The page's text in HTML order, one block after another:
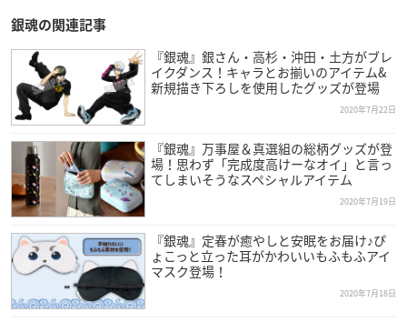
銀魂の関連記事
『銀魂』銀さん・高杉・沖田・土方がブレ
イクダンス！キャラとお揃いのアイテム&
新規描き下ろしを使用したグッズが登場
2020年7月22日
『銀魂』万事屋＆真選組の総柄グッズが登
場！思わず「完成度高けーなオイ」と言っ
てしまいそうなスペシャルアイテム
2020年7月19日
『銀魂』定春が癒やしと安眠をお届け♪ぴ
ょこっと立った耳がかわいいもふもふアイ
マスク登場！
2020年7月18日